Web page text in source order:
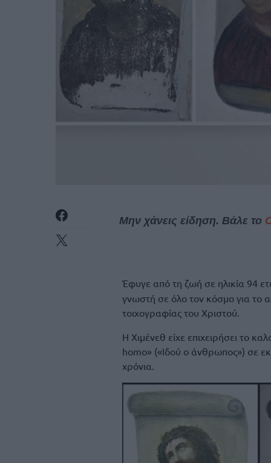
Μην χάνεις είδηση. Βάλε το
Έφυγε από τη ζωή σε ηλικία 94
γνωστή σε όλο τον κόσμο για το
τοιχογραφίας του Χριστού.
Η Χιμένεθ είχε επιχειρήσει το
homo» («Ιδού ο άνθρωπος») σε
χρόνια.